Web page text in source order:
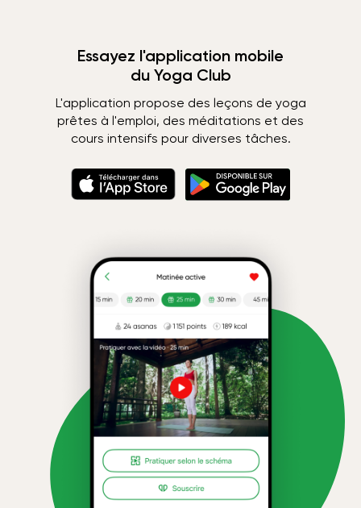
Essayez l'application mobile
du Yoga Club
L'application propose des leçons de yoga
prêtes à l'emploi, des méditations et des
cours intensifs pour diverses tâches.